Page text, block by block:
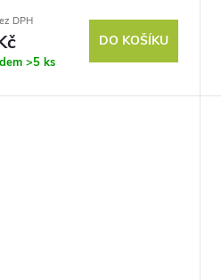
DPH
>5 ks
DO KOŠÍKU